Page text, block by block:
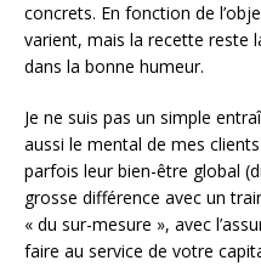
concrets. En fonction de
varient, mais la recette reste
dans la bonne humeur.
Je ne suis pas un simple
aussi le mental de mes
parfois leur bien-être global
grosse différence avec un
« du sur-mesure », avec
faire au service de votre